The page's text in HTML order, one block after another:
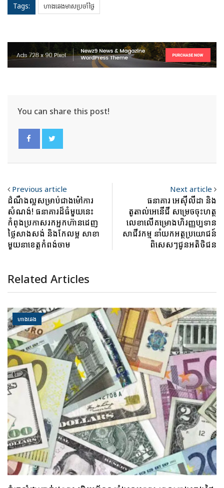
Tags: ហាងឆេងមាសប្រចាំថ្ងៃ
You can share this post!
Previous article
ដំណឹងល្អសម្រាប់ជាងម៉ៅការ
សំណង់! ធនាគារដ៏ធំមួយនេះ
កំពុងប្រកាសរកអ្នកហ៊ានដេញ
ថ្លៃសាងសង់ និងកែលម្អ សាខា
មួយនាខេត្តកំពង់ចាម
Next article
ធនាគារ អេស៊ីលីដា និង
តូតាល់អេនើជី សម្រេចចុះហត្ថ
លេខាលើគម្រោងហិរញ្ញប្បទាន
សាជីវកម្ម នាំយកអត្ថប្រយោជន៍
ពិសេសៗជូនអតិថិជន
Related Articles
ហាងឆេង